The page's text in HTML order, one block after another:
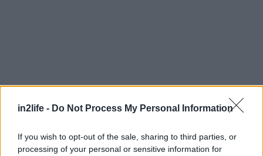
in2life - Do Not Process My Personal Information
If you wish to opt-out of the sale, sharing to third parties, or
processing of your personal or sensitive information for